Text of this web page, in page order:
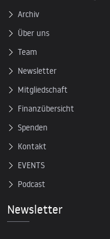
Archiv
Über uns
Team
Newsletter
Mitgliedschaft
Finanzübersicht
Spenden
Kontakt
EVENTS
Podcast
Newsletter